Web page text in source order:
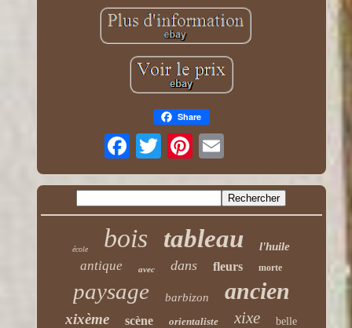
Share
école bois tableau l'huile
antique avec dans fleurs morte
paysage barbizon ancien
xixème scène orientaliste xixe belle